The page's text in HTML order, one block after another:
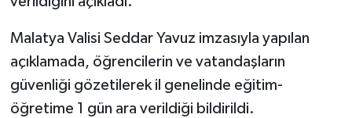
Malatya Valisi Seddar Yavuz imzasıyla yapılan
açıklamada, öğrencilerin ve vatandaşların
güvenliği gözetilerek il genelinde eğitim-
öğretime 1 gün ara verildiği bildirildi.